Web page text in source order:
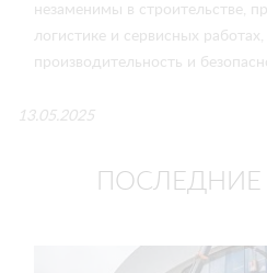
незаменимы в строительстве,
логистике и сервисных
производительность и
13.05.2025